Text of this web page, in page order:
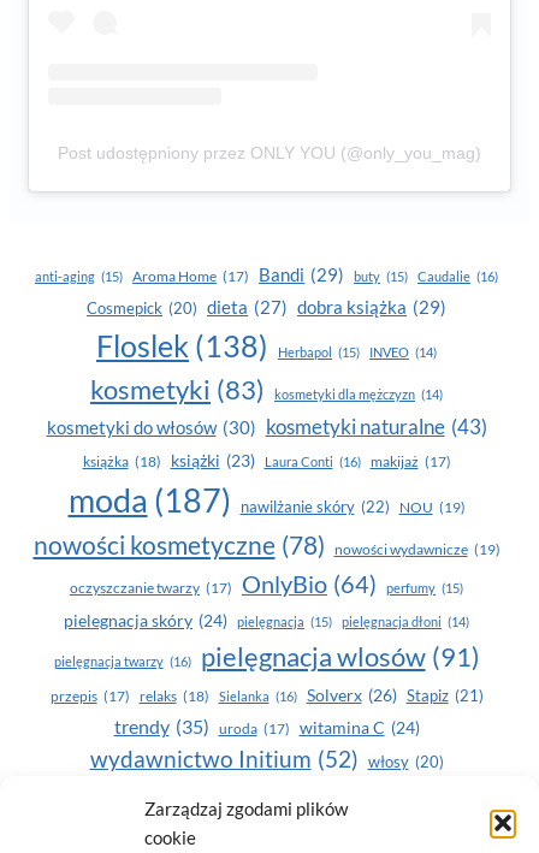
Zarządzaj zgodami plików
cookie
Post udostępniony przez ONLY YOU (@only_you_mag)
anti-aging (15) Aroma Home (17) Bandi (29) buty (15) Caudalie (16)
Cosmepick (20) dieta (27) dobra książka (29)
Floslek (138) Herbapol (15) INVEO (14)
kosmetyki (83) kosmetyki dla mężczyzn (14)
kosmetyki do włosów (30) kosmetyki naturalne (43)
książka (18) książki (23) Laura Conti (16) makijaż (17)
moda (187) nawilżanie skóry (22) NOU (19)
nowości kosmetyczne (78) nowości wydawnicze (19)
oczyszczanie twarzy (17) OnlyBio (64) perfumy (15)
pielegnacja skóry (24) pielęgnacja (15) pielęgnacja dłoni (14)
pielęgnacja twarzy (16) pielęgnacja wlosów (91)
przepis (17) relaks (18) Sielanka (16) Solverx (26) Stapiz (21)
trendy (35) uroda (17) witamina C (24)
wydawnictwo Initium (52) włosy (20)
Yasumi(164) zdrowe zęby